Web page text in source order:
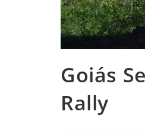
Goiás
Rally